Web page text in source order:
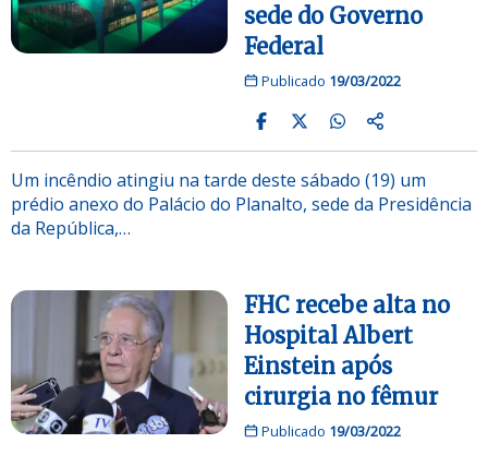
sede do Governo
Federal
Publicado 19/03/2022
Um incêndio atingiu na tarde deste sábado (19) um
prédio anexo do Palácio do Planalto, sede da Presidência
da República,…
FHC recebe alta no
Hospital Albert
Einstein após
cirurgia no fêmur
Publicado 19/03/2022